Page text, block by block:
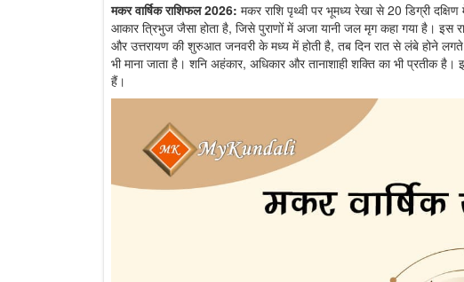
मकरवार्षिक राशिफल 2026: मकर राशि पृथ्वी पर भूमध्य रेखा से 20 डिग्री
आकार त्रिभुज जैसा होता है, जिसे पुराणों में अजा यानी जल मृग कहा गया है। इस
और उत्तरायण की शुरुआत जनवरी के मध्य में होती है, तब दिन रात से लंबे होने
भी माना जाता है। शनि अहंकार, अधिकार और तानाशाही शक्ति का भी प्रतीक
हैं।